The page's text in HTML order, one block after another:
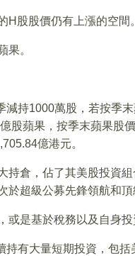
股股價仍有上漲的空間。
果。
持1000萬股，若按季
股蘋果，按季末蘋果股
億港元。
持倉，佔了其美股投資
超級公募先鋒領航和頂
是基於稅務以及自身投
有大量短期投資，包